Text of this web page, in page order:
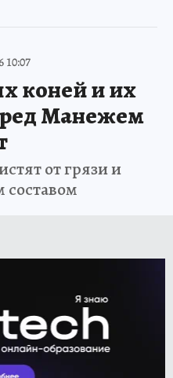
10:07
коней и их
Манежем
от грязи и